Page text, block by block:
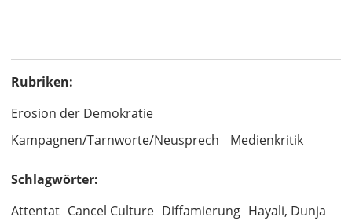
Rubriken:
Erosion der Demokratie
Kampagnen/Tarnworte/Neusprech
Medienkritik
Schlagwörter:
Attentat Cancel Culture Diffamierung Hayali, Dunja